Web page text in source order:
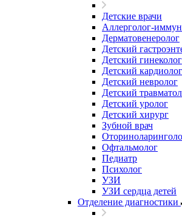
Детские врачи
Аллерголог-
Дерматовенеролог
Детский
Детский гинеколог
Детский кардиолог
Детский невролог
Детский
Детский уролог
Детский хирург
Зубной врач
Офтальмолог
Педиатр
Психолог
УЗИ
УЗИ сердца детей
Отделение диагностики